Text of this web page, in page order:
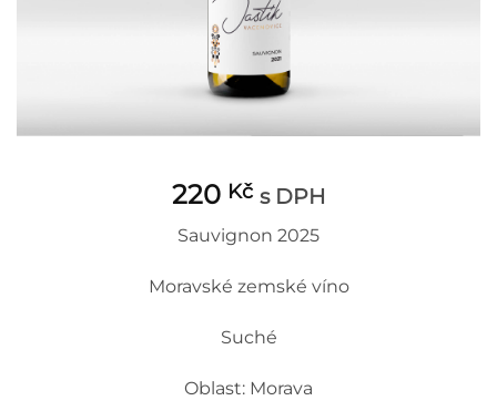
220 Kč s DPH
Sauvignon 2025
Moravské zemské víno
Suché
Oblast: Morava